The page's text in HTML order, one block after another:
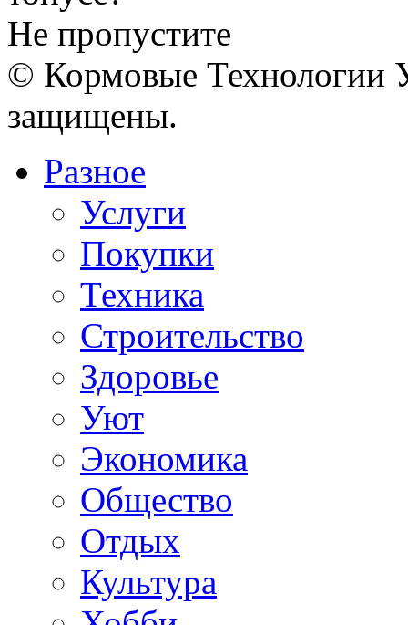
Не пропустите
© Кормовые Технологии
защищены.
Разное
Услуги
Покупки
Техника
Строительство
Здоровье
Уют
Экономика
Общество
Отдых
Культура